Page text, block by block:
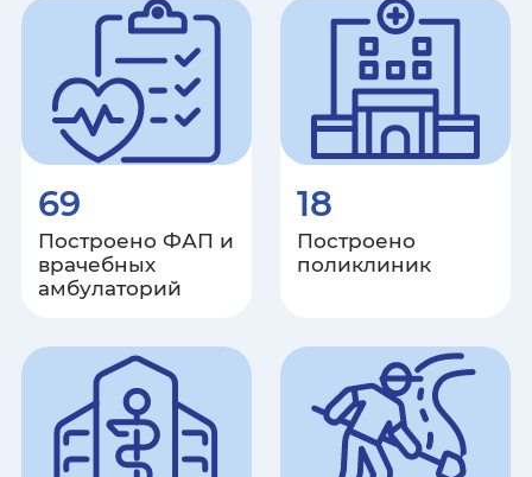
Саратовская область
Республика Саха (Якутия)
Сахалинская область
Свердловская область
Севастополь
Алания
Смоленская область
Ставропольский край
69
Построено ФАП и
врачебных
амбулаторий
18
Построено
поликлиник